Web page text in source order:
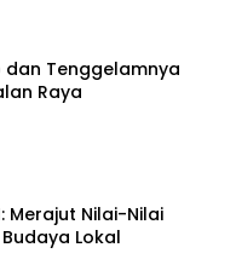
dan Tenggelamnya
Raya
Merajut Nilai-Nilai
Lokal